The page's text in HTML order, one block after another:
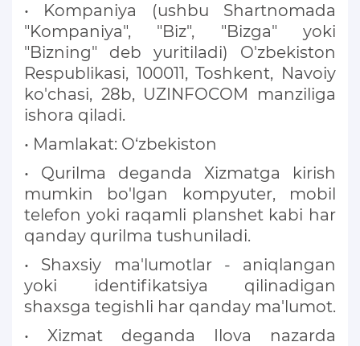
• Kompaniya (ushbu Shartnomada
"Kompaniya", "Biz", "Bizga" yoki
"Bizning" deb yuritiladi) O'zbekiston
Respublikasi, 100011, Toshkent, Navoiy
ko'chasi, 28b, UZINFOCOM manziliga
ishora qiladi.
• Mamlakat: O‘zbekiston
• Qurilma deganda Xizmatga kirish
mumkin bo'lgan kompyuter, mobil
telefon yoki raqamli planshet kabi har
qanday qurilma tushuniladi.
• Shaxsiy ma'lumotlar - aniqlangan
yoki identifikatsiya qilinadigan
shaxsga tegishli har qanday ma'lumot.
• Xizmat deganda Ilova nazarda